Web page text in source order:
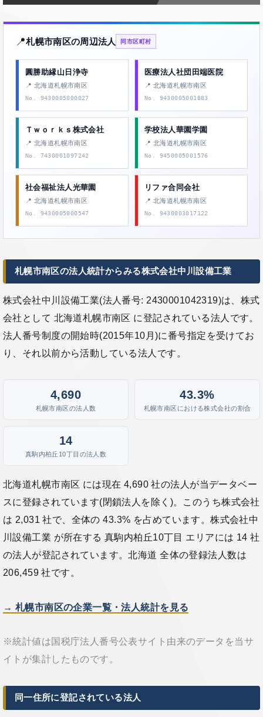
📍札幌市南区の周辺法人 同市区町村
圓勝助縁山日浄寺
📍 北海道札幌市南区
No. 9430005000027
医療法人社団田端医院
📍 北海道札幌市南区
No. 9430005001883
Ｔｗｏｒｋｓ株式会社
📍 北海道札幌市南区
No. 7430001097242
学校法人華園学園
📍 北海道札幌市南区
No. 9450005001576
社会福祉法人光華園
📍 北海道札幌市南区
No. 9430005000547
リファ合同会社
📍 北海道札幌市南区
No. 9430003017122
札幌市南区の法人統計からみる株式会社中川設備工業
株式会社中川設備工業(法人番号: 2430001042319)は、株式
会社として 北海道札幌市南区 に登記されている法人です。
法人番号制度の開始時(2015年10月)に番号指定を受けてお
り、それ以前から活動している法人です。
4,690
札幌市南区の法人数
43.3%
札幌市南区における株式会社の割合
14
真駒内柏丘10丁目の法人数
北海道札幌市南区 には現在 4,690 社の法人が当データベー
スに登録されています(閉鎖法人を除く)。このうち株式会社
は 2,031 社で、全体の 43.3% を占めています。株式会社中
川設備工業 が所在する 真駒内柏丘10丁目 エリアには 14 社
の法人が登記されています。北海道 全体の登録法人数は
206,459 社です。
→ 札幌市南区の企業一覧・法人統計を見る
※統計値は国税庁法人番号公表サイト由来のデータを当サ
イトが集計したものです。
同一住所に登記されている法人